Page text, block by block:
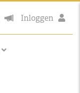
Inloggen